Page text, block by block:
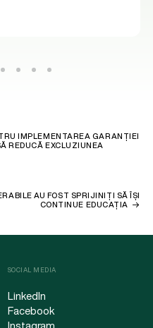
IMPLEMENTAREA GARANȚIEI
REDUCĂ EXCLUZIUNEA
AU FOST SPRIJINIȚI SĂ ÎȘI
CONTINUE EDUCAȚIA
SOCIAL MEDIA
LinkedIn
Facebook